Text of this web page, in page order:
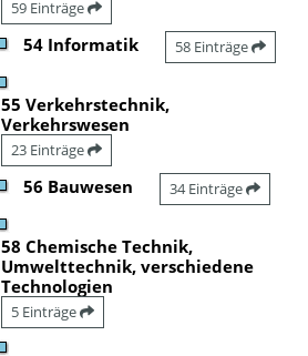
59 Einträge
54 Informatik 58 Einträge
55 Verkehrstechnik,
Verkehrswesen
23 Einträge
56 Bauwesen 34 Einträge
58 Chemische Technik,
Umwelttechnik, verschiedene
Technologien
5 Einträge